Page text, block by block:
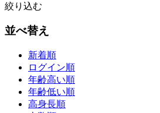
絞り込む
並べ替え
新着順
ログイン順
年齢高い順
年齢低い順
高身長順